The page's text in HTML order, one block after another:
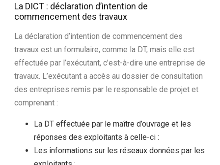
La DICT : déclaration d’intention de
commencement des travaux
La déclaration d’intention de commencement des
travaux est un formulaire, comme la DT, mais elle est
effectuée par l’exécutant, c’est-à-dire une entreprise de
travaux. L’exécutant a accès au dossier de consultation
des entreprises remis par le responsable de projet et
comprenant :
La DT effectuée par le maître d’ouvrage et les
réponses des exploitants à celle-ci :
Les informations sur les réseaux données par les